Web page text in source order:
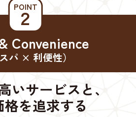
POINT
２
Convenience
スパ × 利便性）
いサービスと、
を追求する